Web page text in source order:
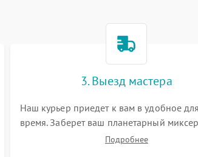
3. Выезд мастера
Наш курьер приедет к вам в удобное
время. Заберет ваш планетарный
привезет на склад для диагностики.
Подробнее